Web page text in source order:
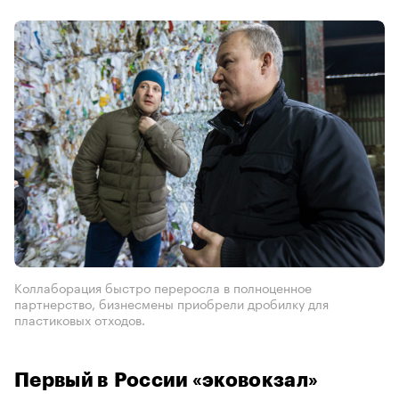
Коллаборация быстро переросла в полноценное
партнерство, бизнесмены приобрели дробилку для
пластиковых отходов.
Первый в России «эковокзал»